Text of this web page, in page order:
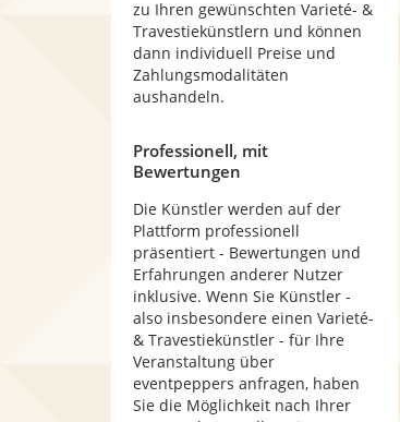
zu Ihren gewünschten Varieté- &
Travestiekünstlern und können
dann individuell Preise und
Zahlungsmodalitäten
aushandeln.
Professionell, mit
Bewertungen
Die Künstler werden auf der
Plattform professionell
präsentiert - Bewertungen und
Erfahrungen anderer Nutzer
inklusive. Wenn Sie Künstler -
also insbesondere einen Varieté-
& Travestiekünstler - für Ihre
Veranstaltung über
eventpeppers anfragen, haben
Sie die Möglichkeit nach Ihrer